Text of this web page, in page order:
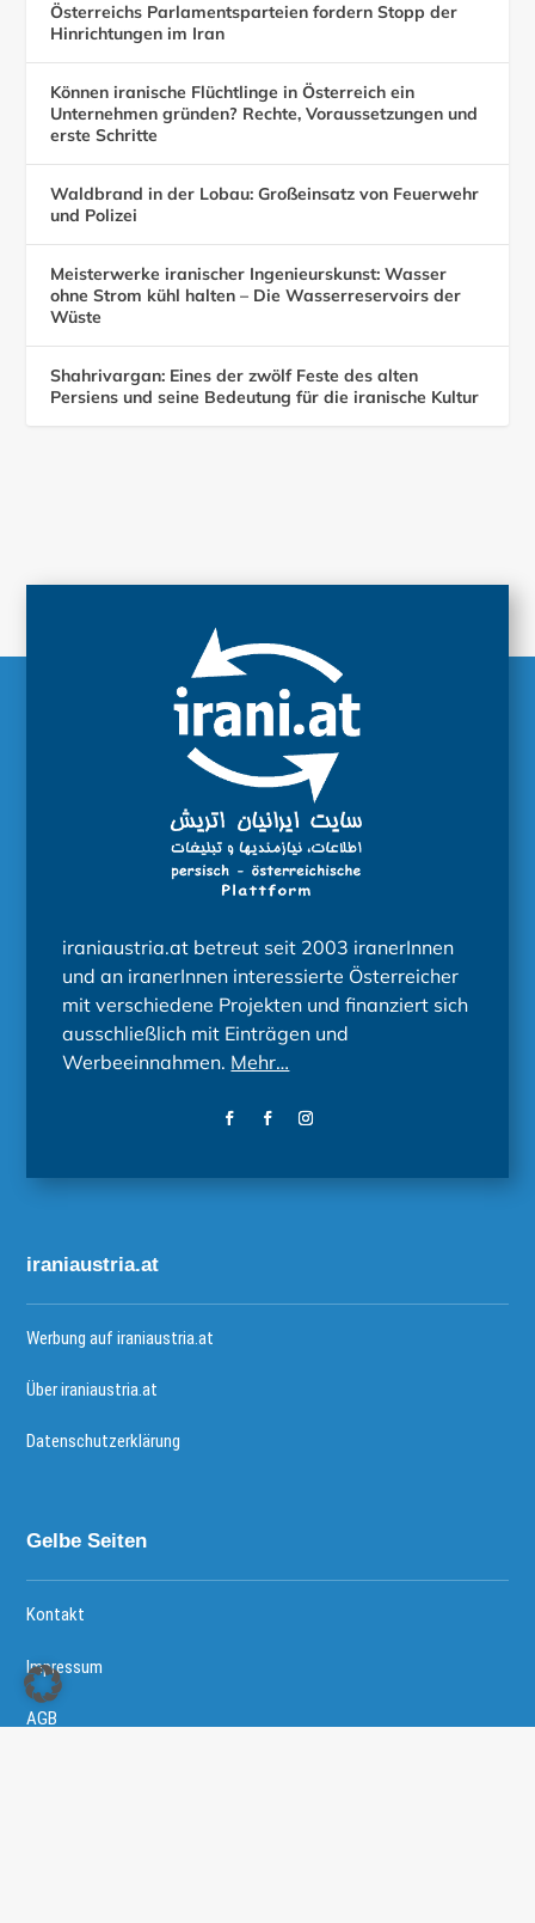
Österreichs Parlamentsparteien fordern Stopp der
Hinrichtungen im Iran
Können iranische Flüchtlinge in Österreich ein
Unternehmen gründen? Rechte, Voraussetzungen und
erste Schritte
Waldbrand in der Lobau: Großeinsatz von Feuerwehr
und Polizei
Meisterwerke iranischer Ingenieurskunst: Wasser
ohne Strom kühl halten – Die Wasserreservoirs der
Wüste
Shahrivargan: Eines der zwölf Feste des alten
Persiens und seine Bedeutung für die iranische Kultur
iraniaustria.at betreut seit 2003 iranerInnen
und an iranerInnen interessierte Österreicher
mit verschiedene Projekten und finanziert sich
ausschließlich mit Einträgen und
Werbeeinnahmen. Mehr…
iraniaustria.at
Werbung auf iraniaustria.at
Über iraniaustria.at
Datenschutzerklärung
Gelbe Seiten
Kontakt
Impressum
AGB